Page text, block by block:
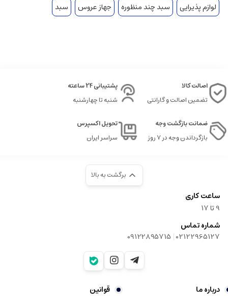
لوازم پذیرایی
سبد چند منظوره جهاز عروس سبد
اصالت کالا
تضمین اصالت و گارانتی
پشتیبانی 24 ساعته
شنبه تا چهارشنبه
ضمانت بازگشت وجه
بازگرداندن وجه در ۷ روز
تحویل اکسپرس
سراسر ایران
برگشت به بالا
ساعت کاری
9‌ تا ۱۷
شماره تماس
02122965127
|
09122895715
درباره ما قوانین